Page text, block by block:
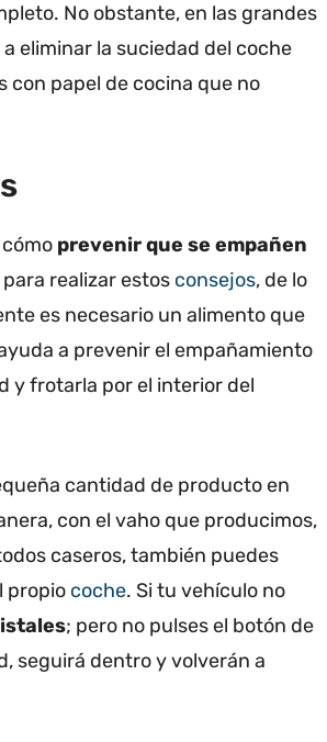
No obstante, en las grandes
eliminar la suciedad del coche
con papel de cocina que no
prevenir que se empañen
para realizar estos consejos, de lo
es necesario un alimento que
a prevenir el empañamiento
y frotarla por el interior del
cantidad de producto en
con el vaho que producimos,
caseros, también puedes
propio coche. Si tu vehículo no
; pero no pulses el botón de
seguirá dentro y volverán a